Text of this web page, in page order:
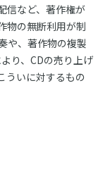
信など、著作権が
物の無断利用が制
や、著作物の複製
り、CDの売り上げ
ういに対するもの